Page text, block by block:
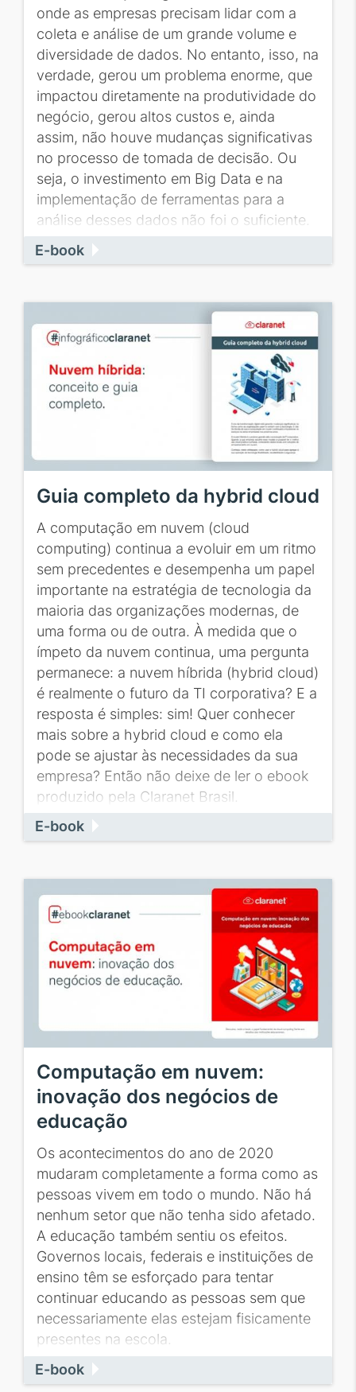
onde as empresas precisam lidar com a
coleta e análise de um grande volume e
diversidade de dados. No entanto, isso, na
verdade, gerou um problema enorme, que
impactou diretamente na produtividade do
negócio, gerou altos custos e, ainda
assim, não houve mudanças significativas
no processo de tomada de decisão. Ou
seja, o investimento em Big Data e na
implementação de ferramentas para a
análise desses dados não foi o suficiente.
E-book
Guia completo da hybrid cloud
A computação em nuvem (cloud
computing) continua a evoluir em um ritmo
sem precedentes e desempenha um papel
importante na estratégia de tecnologia da
maioria das organizações modernas, de
uma forma ou de outra. À medida que o
ímpeto da nuvem continua, uma pergunta
permanece: a nuvem híbrida (hybrid cloud)
é realmente o futuro da TI corporativa? E a
resposta é simples: sim! Quer conhecer
mais sobre a hybrid cloud e como ela
pode se ajustar às necessidades da sua
empresa? Então não deixe de ler o ebook
produzido pela Claranet Brasil.
E-book
Computação em nuvem:
inovação dos negócios de
educação
Os acontecimentos do ano de 2020
mudaram completamente a forma como as
pessoas vivem em todo o mundo. Não há
nenhum setor que não tenha sido afetado.
A educação também sentiu os efeitos.
Governos locais, federais e instituições de
ensino têm se esforçado para tentar
continuar educando as pessoas sem que
necessariamente elas estejam fisicamente
presentes na escola.
E-book